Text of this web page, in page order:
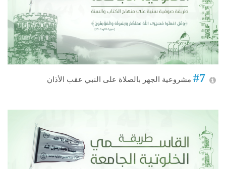
#7 مشروعية الجهر بالصلاة على النبي عقب الأذان